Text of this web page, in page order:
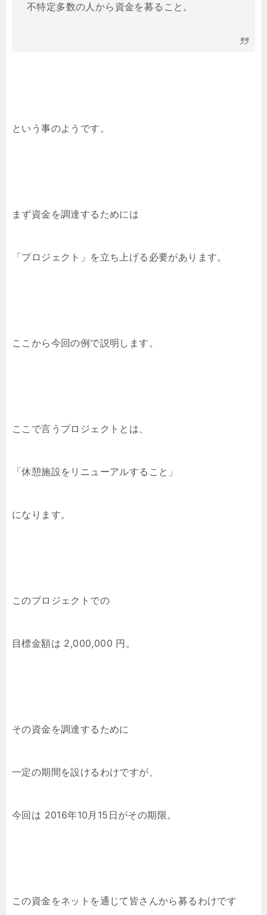
不特定多数の人から資金を募ること。
という事のようです。
まず資金を調達するためには
「プロジェクト」を立ち上げる必要があります。
ここから今回の例で説明します。
ここで言うプロジェクトとは、
「休憩施設をリニューアルすること」
になります。
このプロジェクトでの
目標金額は 2,000,000 円。
その資金を調達するために
一定の期間を設けるわけですが、
今回は 2016年10月15日がその期限。
この資金をネットを通じて皆さんから募るわけです